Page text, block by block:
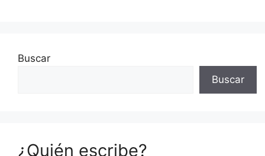
Buscar
Buscar
¿Quién escribe?